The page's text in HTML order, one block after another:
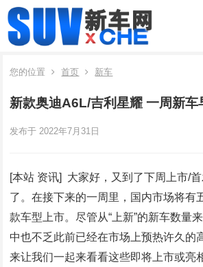
您的位置 首页 新车
新款奥迪A6L/吉利星耀 一周新车
发布于 2022年7月31日
[本站 资讯] 大家好，又到了下周上市/
了。在接下来的一周里，国内市场将有
款车型上市。尽管从“上新”的新车数量
中也不乏此前已经在市场上预热许久的
来让我们一起来看看这些即将上市或亮